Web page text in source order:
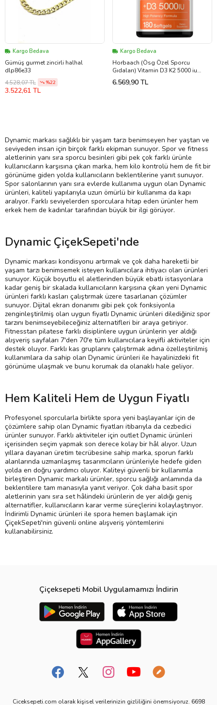
Kargo Bedava
Gümüş gurmet zincirli halhal
dlp86e33
4.528,07 TL
%22
3.522,61 TL
Kargo Bedava
Horbaach (Ösg Özel Sporcu
Gıdaları) Vitamin D3 K2 5000 iu
100mcg MK-7 Complex 180
Softgel.Abd Menşei.
6.569,90 TL
Dynamic markası sağlıklı bir yaşam tarzı benimseyen her yaştan ve
seviyeden insan için birçok farklı ekipman sunuyor. Spor ve fitness
aletlerinin yanı sıra sporcu besinleri gibi pek çok farklı ürünle
kullanıcıların karşısına çıkan marka, hem kilo kontrolü hem de fit bir
görünüme giden yolda kullanıcıların beklentilerine yanıt sunuyor.
Spor salonlarının yanı sıra evlerde kullanıma uygun olan Dynamic
ürünleri, kaliteli yapılarıyla uzun ömürlü bir kullanıma da kapı
aralıyor. Farklı seviyelerden sporculara hitap eden ürünler hem
erkek hem de kadınlar tarafından büyük bir ilgi görüyor.
Dynamic ÇiçekSepeti'nde
Dynamic markası kondisyonu artırmak ve çok daha hareketli bir
yaşam tarzı benimsemek isteyen kullanıcılara ihtiyacı olan ürünleri
sunuyor. Küçük boyutlu el aletlerinden büyük ebatlı istasyonlara
kadar geniş bir skalada kullanıcıların karşısına çıkan yeni Dynamic
ürünleri farklı kasları çalıştırmak üzere tasarlanan çözümler
sunuyor. Dijital ekran donanımı gibi pek çok fonksiyonla
zenginleştirilmiş olan uygun fiyatlı Dynamic ürünleri dilediğiniz spor
tarzını benimseyebileceğiniz alternatifleri bir araya getiriyor.
Fitnesstan pilatese farklı disiplinlere uygun ürünlerin yer aldığı
alışveriş sayfaları 7'den 70'e tüm kullanıcılara keyifli aktiviteler için
destek oluyor. Farklı kas gruplarını çalıştırmak adına özelleştirilmiş
kullanımlara da sahip olan Dynamic ürünleri ile hayalinizdeki fit
görünüme ulaşmak ve bunu korumak da olanaklı hale geliyor.
Hem Kaliteli Hem de Uygun Fiyatlı
Profesyonel sporcularla birlikte spora yeni başlayanlar için de
çözümlere sahip olan Dynamic fiyatları itibarıyla da cezbedici
ürünler sunuyor. Farklı aktiviteler için outlet Dynamic ürünleri
içerisinden seçim yapmak son derece kolay bir hâl alıyor. Uzun
yıllara dayanan üretim tecrübesine sahip marka, sporun farklı
alanlarında uzmanlaşmış tasarımcıların ürünleriyle hedefe giden
yolda en doğru yardımcı oluyor. Kaliteyi güvenli bir kullanımla
birleştiren Dynamic markalı ürünler, sporcu sağlığı anlamında da
beklentilere tam manasıyla yanıt veriyor. Çok daha basit spor
aletlerinin yanı sıra set hâlindeki ürünlerin de yer aldığı geniş
alternatifler, kullanıcıların karar verme süreçlerini kolaylaştırıyor.
İndirimli Dynamic ürünleri ile spora hemen başlamak için
ÇiçekSepeti'nin güvenli online alışveriş yöntemlerini
kullanabilirsiniz.
Çiçeksepeti Mobil Uygulamamızı İndirin
Ciceksepeti.com olarak kişisel verilerinizin gizliliğini önemsiyoruz. 6698